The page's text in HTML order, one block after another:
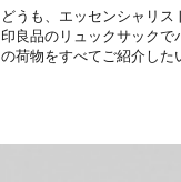
どうも、エッセンシャリ
印良品のリュックサック
の荷物をすべてご紹介し